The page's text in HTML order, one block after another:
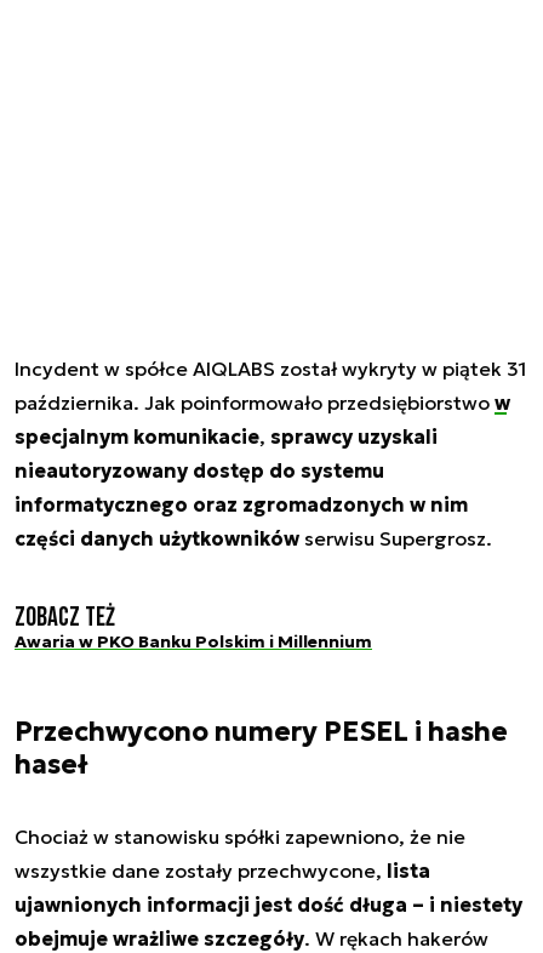
Incydent w spółce AIQLABS został wykryty w piątek 31
października. Jak poinformowało przedsiębiorstwo w
specjalnym komunikacie, sprawcy uzyskali
nieautoryzowany dostęp do systemu
informatycznego oraz zgromadzonych w nim
części danych użytkowników serwisu Supergrosz.
Zobacz też
Awaria w PKO Banku Polskim i Millennium
Przechwycono numery PESEL i hashe
haseł
Chociaż w stanowisku spółki zapewniono, że nie
wszystkie dane zostały przechwycone, lista
ujawnionych informacji jest dość długa – i niestety
obejmuje wrażliwe szczegóły. W rękach hakerów